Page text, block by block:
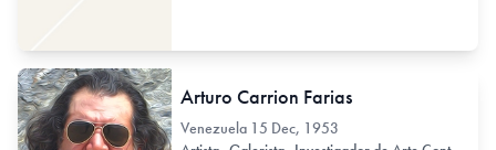
Arturo Carrion Farias
Venezuela 15 Dec, 1953